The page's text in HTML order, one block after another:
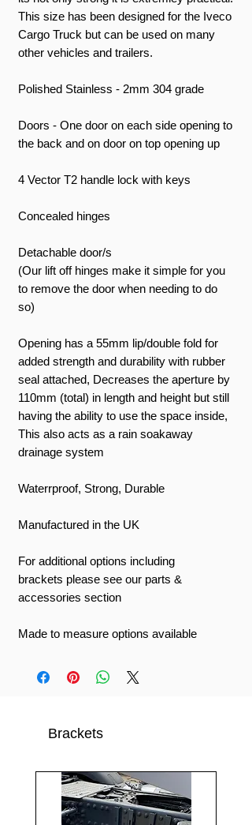
This size has been designed for the Iveco
Cargo Truck but can be used on many
other vehicles and trailers.
Polished Stainless - 2mm 304 grade
Doors - One door on each side opening to
the back and on door on top opening up
4 Vector T2 handle lock with keys
Concealed hinges
Detachable door/s
(Our lift off hinges make it simple for you
to remove the door when needing to do
so)
Opening has a 55mm lip/double fold for
added strength and durability with rubber
seal attached, Decreases the aperture by
110mm (total) in length and height but still
having the ability to use the space inside,
This also acts as a rain soakaway
drainage system
Waterrproof, Strong, Durable
Manufactured in the UK
For additional options including
brackets please see our parts &
accessories section
Made to measure options available
Brackets